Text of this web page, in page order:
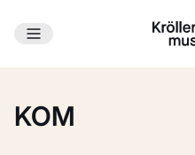
Ga naar hoofdinhoud
KOM